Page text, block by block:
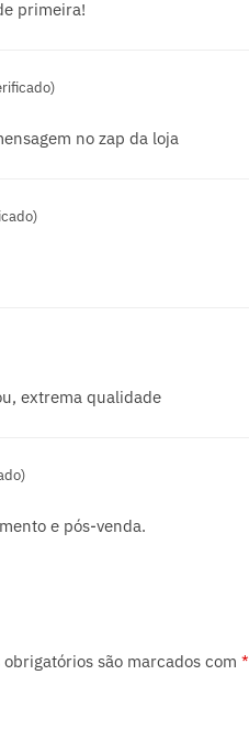
primeira!
no zap da loja
extrema qualidade
e pós-venda.
obrigatórios são marcados com*